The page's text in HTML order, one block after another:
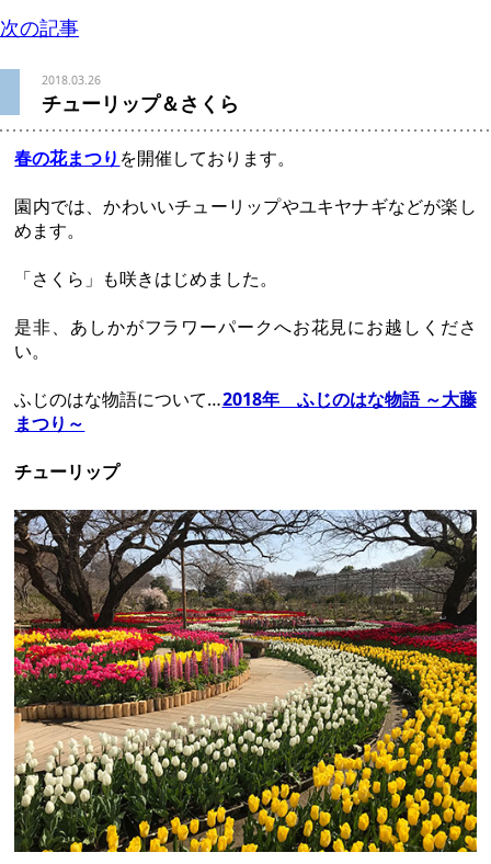
次の記事
2018.03.26
チューリップ＆さくら
春の花まつり を開催しております。
園内では、かわいいチューリップやユキヤナギなどが楽し
めます。
「さくら」も咲きはじめました。
是非、あしかがフラワーパークへお花見にお越しくださ
い。
ふじのはな物語について…2018年 ふじのはな物語 ～大藤
まつり～
チューリップ